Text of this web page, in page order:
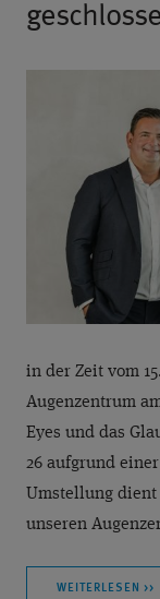
in der Zeit vom
Augenzentrum
Eyes und das
26 aufgrund
Umstellung
unseren
WEITERLESEN >>